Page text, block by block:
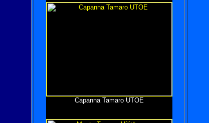
Capanna Tamaro UTOE